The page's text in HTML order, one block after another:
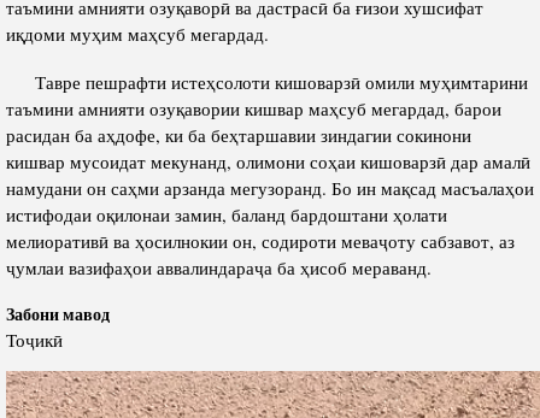
таъмини амнияти озуқаворӣ ва дастрасӣ ба ғизои хушсифат
иқдоми муҳим маҳсуб мегардад.
Тавре пешрафти истеҳсолоти кишоварзӣ омили муҳимтарини
таъмини амнияти озуқавории кишвар маҳсуб мегардад, барои
расидан ба аҳдофе, ки ба беҳтаршавии зиндагии сокинони
кишвар мусоидат мекунанд, олимони соҳаи кишоварзӣ дар амалӣ
намудани он саҳми арзанда мегузоранд. Бо ин мақсад масъалаҳои
истифодаи оқилонаи замин, баланд бардоштани ҳолати
мелиоративӣ ва ҳосилнокии он, содироти меваҷоту сабзавот, аз
ҷумлаи вазифаҳои аввалиндараҷа ба ҳисоб мераванд.
Забони мавод
Тоҷикӣ